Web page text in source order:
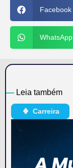
Carreira
— Leia também
Facebook
WhatsApp